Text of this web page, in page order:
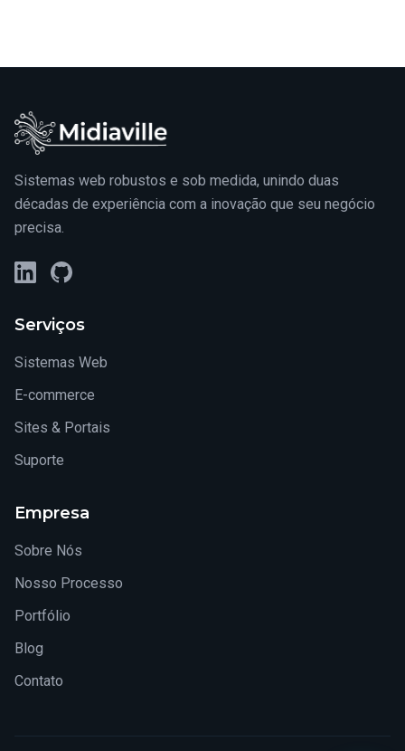
Sistemas web robustos e sob medida, unindo duas
décadas de experiência com a inovação que seu negócio
precisa.
LinkedInGitHub
Serviços
Sistemas Web
E-commerce
Sites & Portais
Suporte
Empresa
Sobre Nós
Nosso Processo
Portfólio
Blog
Contato